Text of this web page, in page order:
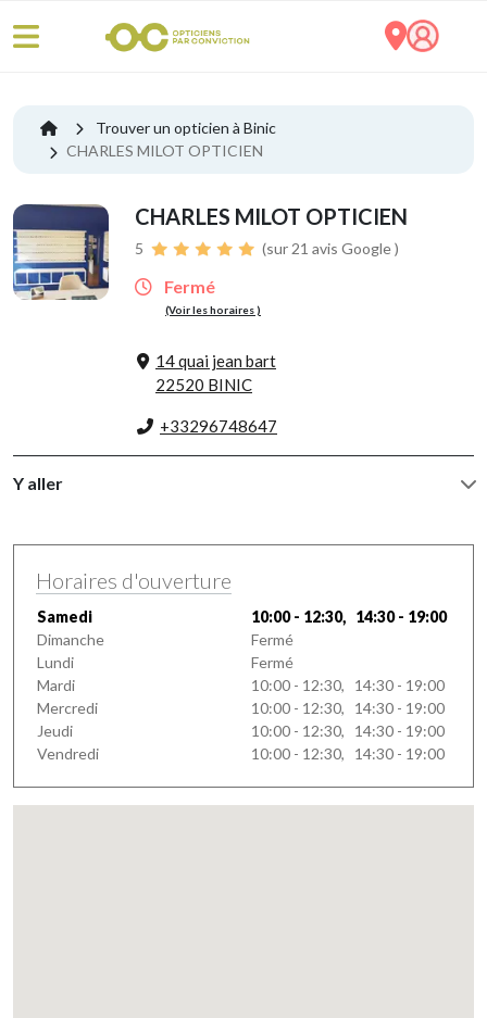
Trouver un opticien à Binic
CHARLES MILOT OPTICIEN
CHARLES MILOT OPTICIEN
5 (sur 21 avis Google )
Fermé
(Voir les horaires )
14 quai jean bart
22520 BINIC
+33296748647
Y aller
Horaires d'ouverture
Samedi
10:00 - 12:30, 14:30 - 19:00
Dimanche
Fermé
Lundi
Fermé
Mardi
10:00 - 12:30, 14:30 - 19:00
Mercredi
10:00 - 12:30, 14:30 - 19:00
Jeudi
10:00 - 12:30, 14:30 - 19:00
Vendredi
10:00 - 12:30, 14:30 - 19:00